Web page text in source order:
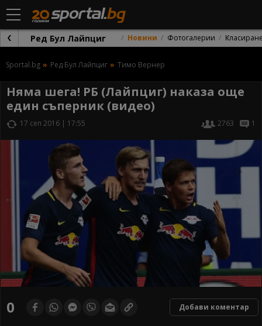
Ред Бул Лайпциг Новини Фотогалерии
Sportal.bg Ред Бул Лайпциг Тимо Вернер
Няма шега! РБ (Лайпциг) наказа още
един съперник (видео)
17 сеп 2016 | 17:55 2763 1
0 Добави коментар